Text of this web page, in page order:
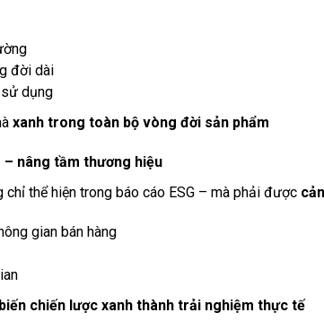
đời dài
dụng
xanh trong toàn bộ vòng đời sản phẩm
nâng tầm thương hiệu
chỉ thể hiện trong báo cáo ESG – mà phải được
gian bán hàng
biến chiến lược xanh thành trải nghiệm thực tế